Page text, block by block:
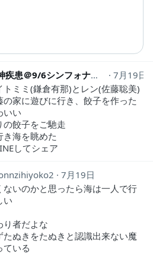
ウイリーXV@精神疾患＠9/6シンフォナーレ（フィルコン）＠東京立川
7月19日
トミミ(鎌倉有那)とレン(佐藤聡美)
の家に遊びに行き、餃子を作った
いい
の餃子をご馳走
き海を眺めた
してシェア
7月19日
ないのかと思ったら海は一人で行
い
り者だよな
たぬきをたぬきと認識出来ない魔
ている